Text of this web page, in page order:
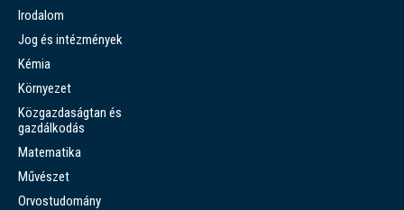
Irodalom
Jog és intézmények
Kémia
Környezet
Közgazdaságtan és
gazdálkodás
Matematika
Művészet
Orvostudomány